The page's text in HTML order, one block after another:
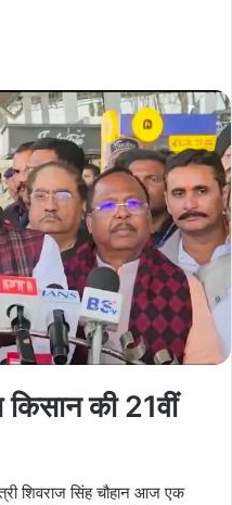
किसान की 21वीं
शिवराज सिंह चौहान आज एक